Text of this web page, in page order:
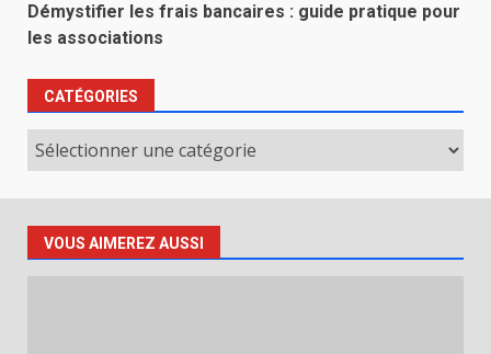
Démystifier les frais bancaires : guide pratique pour
les associations
CATÉGORIES
Catégories
VOUS AIMEREZ AUSSI